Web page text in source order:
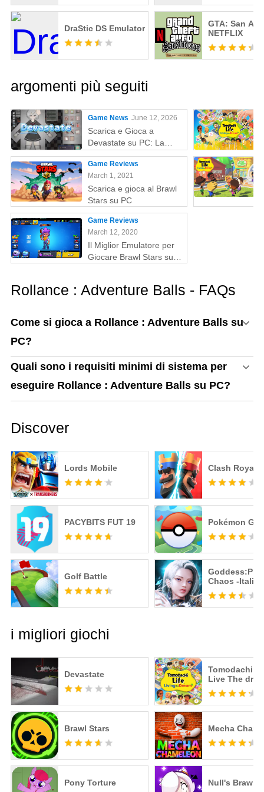
DraStic DS Emulator
GTA: San
NETFLIX
argomenti più seguiti
Game News June 12, 2026
Scarica e Gioca a
Devastate su PC: La
Guida Definitiva al
Gaming con MEmu Play
Game Reviews
March 1, 2021
Scarica e gioca al Brawl
Stars su PC
Game Reviews
March 12, 2020
Il Miglior Emulatore per
Giocare Brawl Stars su
Rollance : Adventure Balls - FAQs
Come si gioca a Rollance : Adventure Balls su
PC?
Quali sono i requisiti minimi di sistema per
eseguire Rollance : Adventure Balls su PC?
Discover
Lords Mobile Clash Royale
PACYBITS FUT 19 Pokémon GO
Golf Battle
Chaos -
Action
i migliori giochi
Devastate
Brawl Stars
Pony Torture
Tomodachi
Live The
Mecha
Null's Brawl